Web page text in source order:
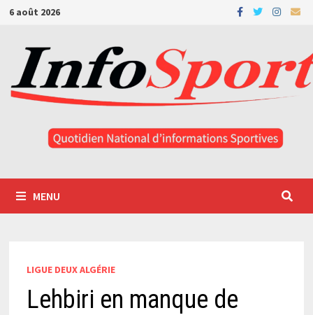
Passer
contenu
6 août 2026
MENU
LIGUE DEUX ALGÉRIE
Lehbiri en manque de